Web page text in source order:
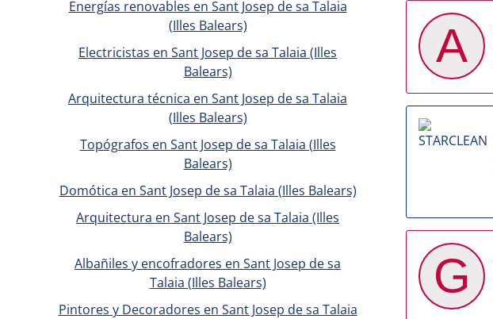
A
G
Energías renovables en Sant Josep de sa Talaia
(Illes Balears)
Electricistas en Sant Josep de sa Talaia (Illes
Balears)
Arquitectura técnica en Sant Josep de sa Talaia
(Illes Balears)
Topógrafos en Sant Josep de sa Talaia (Illes
Balears)
Domótica en Sant Josep de sa Talaia (Illes Balears)
Arquitectura en Sant Josep de sa Talaia (Illes
Balears)
Albañiles y encofradores en Sant Josep de sa
Talaia (Illes Balears)
Pintores y Decoradores en Sant Josep de sa Talaia